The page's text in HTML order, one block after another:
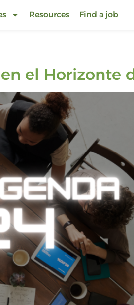
Resources Find a job
el Horizonte